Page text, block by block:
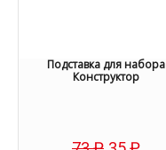
Подставка для набора
Конструктор